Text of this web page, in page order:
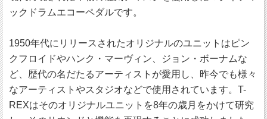
ックドラムエコーペダルです。
1950年代にリリースされたオリジナルのユニットはピン
クフロイドやハンク・マーヴィン、ジョン・ボーナムな
ど、歴代の名だたるアーティストが愛用し、昨今でも様々
なアーティストやスタジオなどで使用されています。T-
REXはそのオリジナルユニットを8年の歳月をかけて研究